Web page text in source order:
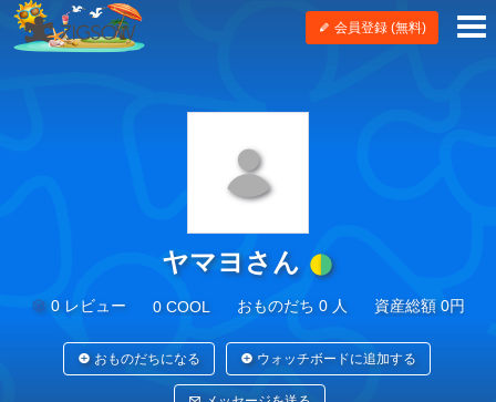
会員登録 (無料)
ヤマヨさん
0 レビュー 0 COOL おものだち 0 人 資産総額 0円
おものだちになる ウォッチボードに追加する